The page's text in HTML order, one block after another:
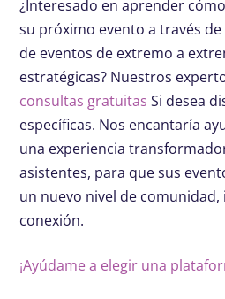
¿Interesado en aprender
su próximo evento a través
de eventos de extremo a
estratégicas? Nuestros
consultas gratuitas Si desea
específicas. Nos encantaría
una experiencia
asistentes, para que sus
un nuevo nivel de
conexión.
¡Ayúdame a elegir una